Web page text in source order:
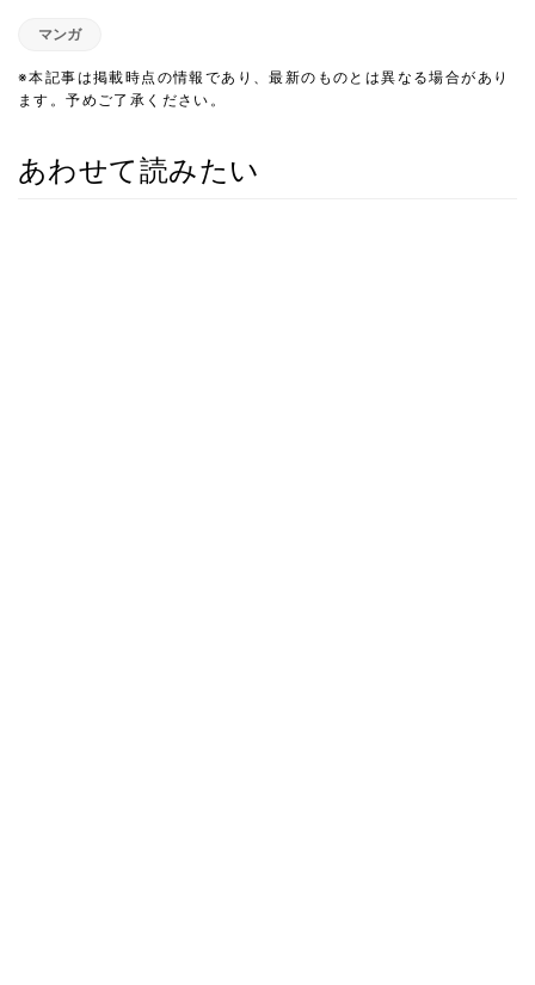
マンガ
※本記事は掲載時点の情報であり、最新のものとは異なる場合があり
ます。予めご了承ください。
あわせて読みたい